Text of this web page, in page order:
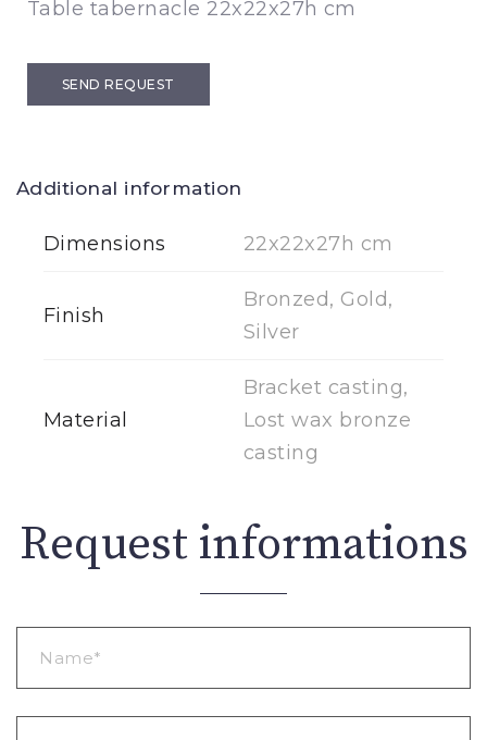
Table tabernacle 22x22x27h cm
SEND REQUEST
Additional information
Dimensions 22x22x27h cm
Finish
Bronzed, Gold,
Silver
Material
Bracket casting,
Lost wax bronze
casting
Request informations